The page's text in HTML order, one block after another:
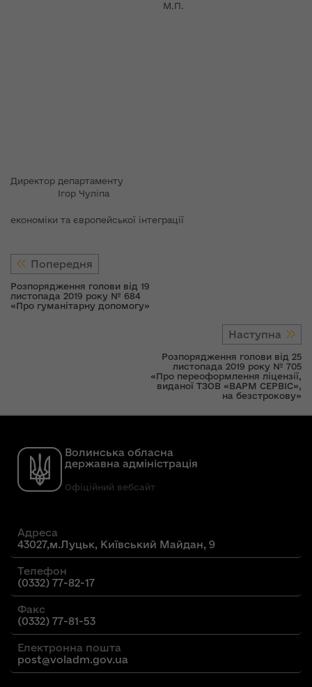
М.П.
Директор департаменту
Ігор Чуліпа
економіки та європейської інтеграції
Попередня
Розпорядження голови від 19
листопада 2019 року № 684
«Про гуманітарну допомогу»
Наступна
Розпорядження голови від 25
листопада 2019 року № 705
«Про переоформлення ліцензії,
виданої ТЗОВ «ВАРМ СЕРВІС»,
на безстрокову»
Волинська обласна
державна адміністрація
Офіційний вебсайт
Адреса
43027,м.Луцьк, Київський Майдан, 9
Телефон
(0332) 77-82-17
Факс
(0332) 77-81-53
Електронна пошта
post@voladm.gov.ua